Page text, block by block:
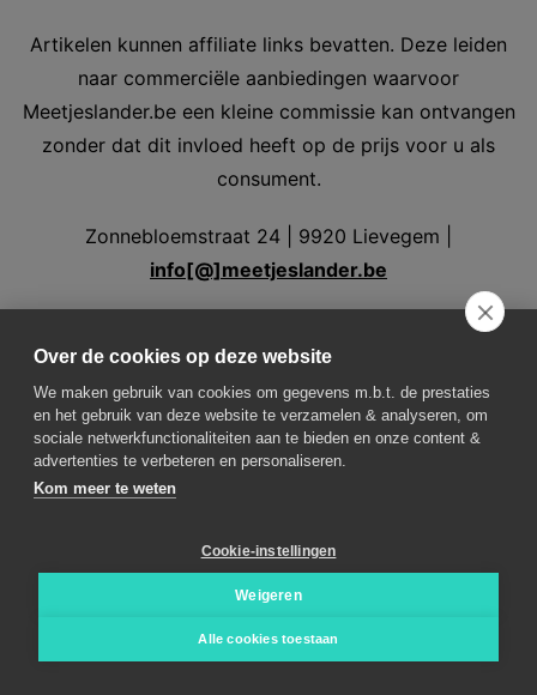
Artikelen kunnen affiliate links bevatten. Deze leiden
naar commerciële aanbiedingen waarvoor
Meetjeslander.be een kleine commissie kan ontvangen
zonder dat dit invloed heeft op de prijs voor u als
consument.
Zonnebloemstraat 24 | 9920 Lievegem |
info[@]meetjeslander.be
Algemene voorwaarden, privacy & cookies
Site gebouwd met Gatsby |
Weer in Assenede Weer in Aalter
Weer in Evergem Weer in Kaprijke
Over de cookies op deze website
We maken gebruik van cookies om gegevens m.b.t. de prestaties
en het gebruik van deze website te verzamelen & analyseren, om
sociale netwerkfunctionaliteiten aan te bieden en onze content &
advertenties te verbeteren en personaliseren.
Kom meer te weten
Cookie-instellingen
Weigeren
Alle cookies toestaan